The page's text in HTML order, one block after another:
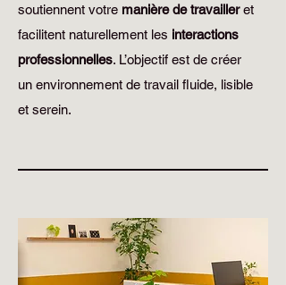
soutiennent votre manière de travailleret
facilitent naturellement les interactions
professionnelles. L’objectif est de créer
un environnement de travail fluide, lisible
et serein.